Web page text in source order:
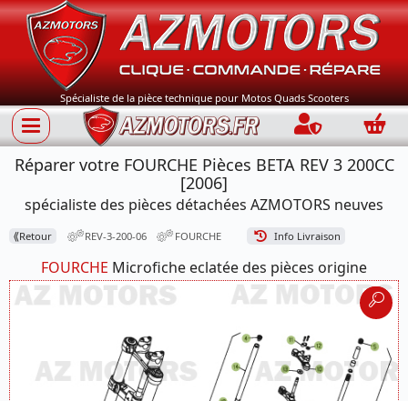
Spécialiste de la pièce technique pour Motos Quads Scooters
Connection
Réparer votre FOURCHE Pièces BETA REV 3 200CC
[2006]
spécialiste des pièces détachées AZMOTORS neuves
⟪Retour REV-3-200-06 FOURCHE Info Livraison
FOURCHE Microfiche eclatée des pièces origine